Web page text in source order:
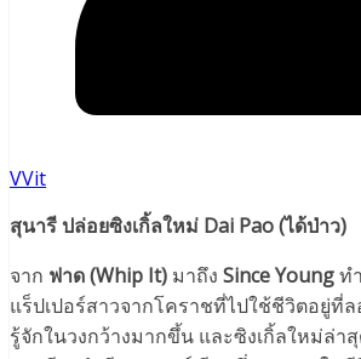
VVit
สุนารี ปล่อยซิงเกิ้ลใหม่ Dai Pao (ได้ป่าว)
จาก ฟาด (Whip It) มาถึง Since Youngท
แร็ปเปอร์สาวจากโคราชที่ไปใช้ชีวิตอยู่ที่
รู้จักในวงกว้างมากขึ้น และซิงเกิ้ลใหม่ล่า